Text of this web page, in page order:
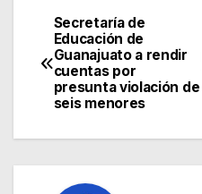
Secretaría de
Educación de
Guanajuato a rendir
cuentas por
presunta violación de
seis menores